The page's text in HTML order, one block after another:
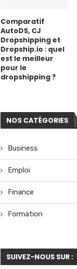
Comparatif
AutoDS, CJ
Dropshipping et
Dropship.io : quel
est le meilleur
pour le
dropshipping ?
NOS CATÉGORIES
Business
Emploi
Finance
Formation
SUIVEZ-NOUS SUR :